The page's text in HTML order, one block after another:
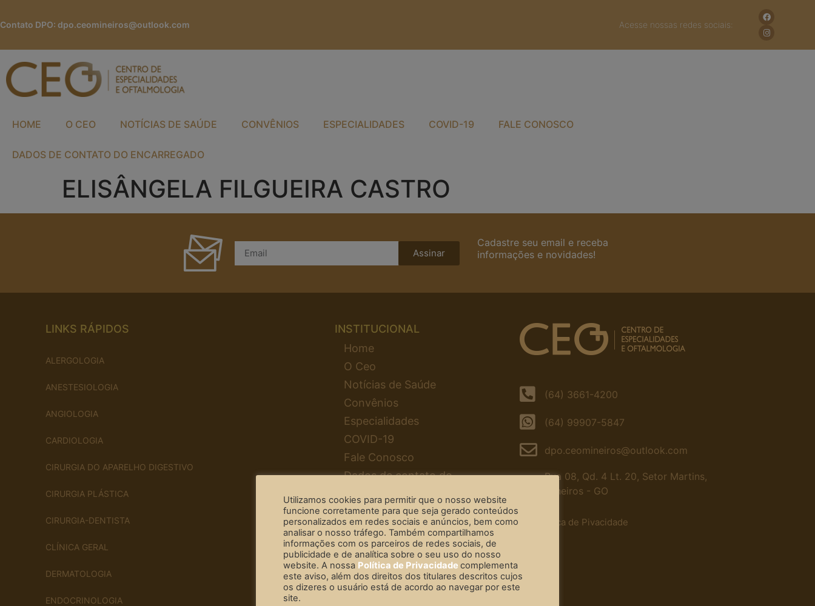
Contato DPO: dpo.ceomineiros@outlook.com Acesse nossas redes sociais:
HOME O CEO NOTÍCIAS DE SAÚDE CONVÊNIOS ESPECIALIDADES COVID-19 FALE CONOSCO
DADOS DE CONTATO DO ENCARREGADO
ELISÂNGELA FILGUEIRA CASTRO
Assinar
Cadastre seu email e receba
informações e novidades!
LINKS RÁPIDOS
ALERGOLOGIA
ANESTESIOLOGIA
ANGIOLOGIA
CARDIOLOGIA
CIRURGIA DO APARELHO DIGESTIVO
CIRURGIA PLÁSTICA
CIRURGIA-DENTISTA
CLÍNICA GERAL
DERMATOLOGIA
ENDOCRINOLOGIA
INSTITUCIONAL
Home
O Ceo
Notícias de Saúde
Convênios
Especialidades
COVID-19
Fale Conosco
Dados de contato do
(64) 3661-4200
(64) 99907-5847
dpo.ceomineiros@outlook.com
Rua 08, Qd. 4 Lt. 20, Setor Martins,
Mineiros - GO
Política de Pivacidade
Utilizamos cookies para permitir que o nosso website
funcione corretamente para que seja gerado conteúdos
personalizados em redes sociais e anúncios, bem como
analisar o nosso tráfego. Também compartilhamos
informações com os parceiros de redes sociais, de
publicidade e de analítica sobre o seu uso do nosso
website. A nossa Política de Privacidade complementa
este aviso, além dos direitos dos titulares descritos cujos
os dizeres o usuário está de acordo ao navegar por este
site.